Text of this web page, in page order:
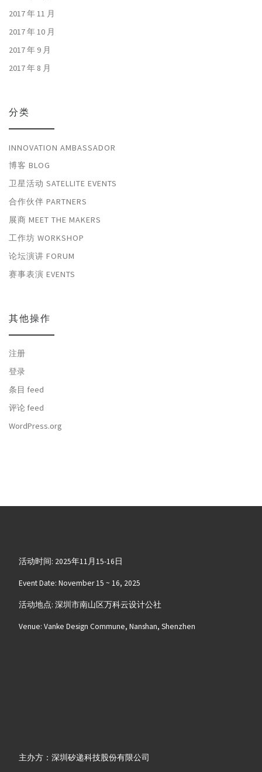
2017 年 11 月
2017 年 10 月
2017 年 9 月
2017 年 8 月
分类
INNOVATION AMBASSADOR
博客 BLOG
卫星活动 SATELLITE EVENTS
合作伙伴 PARTNERS
展商 MEET THE MAKERS
工作坊 WORKSHOP
论坛演讲 FORUM
赛事表演 EVENTS
其他操作
注册
登录
条目 feed
评论 feed
WordPress.org
活动时间: 2025年11月15-16日
Event Date: November 15 ~ 16, 2025
活动地点: 深圳市南山区万科云设计公社
Venue: Vanke Design Commune, Nanshan, Shenzhen
主办方：深圳矽递科技股份有限公司